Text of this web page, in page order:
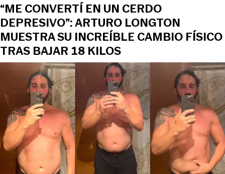
“ME CONVERTÍ EN UN CERDO
DEPRESIVO”: ARTURO LONGTON
MUESTRA SU INCREÍBLE CAMBIO FÍSICO
TRAS BAJAR 18 KILOS